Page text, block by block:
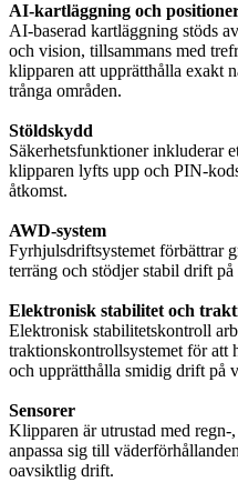
AI-kartläggning och
AI-baserad kartläggning stöds
och vision, tillsammans med
klipparen att upprätthålla exakt
trånga områden.
Stöldskydd
Säkerhetsfunktioner inkluderar
klipparen lyfts upp och PIN-
åtkomst.
AWD-system
Fyrhjulsdriftsystemet förbättrar
terräng och stödjer stabil drift på
Elektronisk stabilitet och
Elektronisk stabilitetskontroll
traktionskontrollsystemet för att
och upprätthålla smidig drift på
Sensorer
Klipparen är utrustad med
anpassa sig till
oavsiktlig drift.